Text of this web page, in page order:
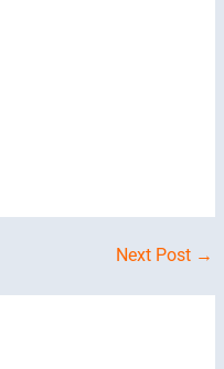
Next Post →